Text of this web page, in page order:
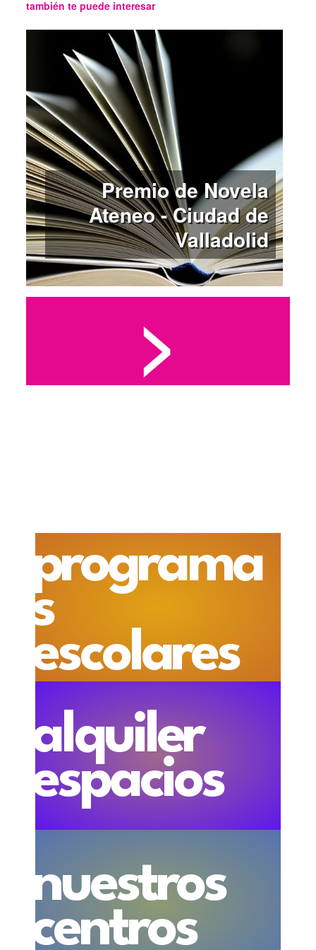
también te puede interesar
Premio de Novela
Ateneo - Ciudad de
Valladolid
>
programa
s
escolares
alquiler
espacios
nuestros
centros